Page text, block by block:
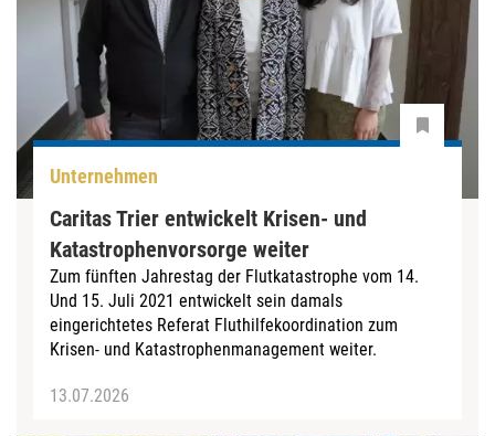
Unternehmen
Caritas Trier entwickelt Krisen- und
Katastrophenvorsorge weiter
Zum fünften Jahrestag der Flutkatastrophe vom 14.
Und 15. Juli 2021 entwickelt sein damals
eingerichtetes Referat Fluthilfekoordination zum
Krisen- und Katastrophenmanagement weiter.
13.07.2026